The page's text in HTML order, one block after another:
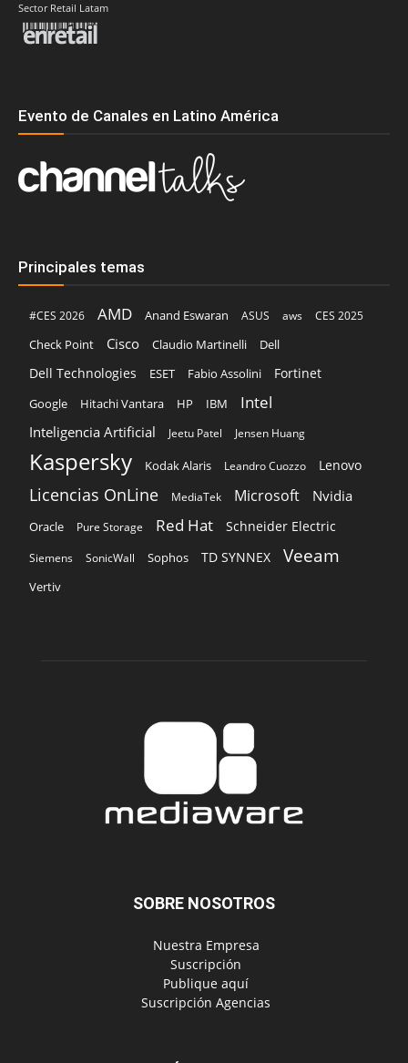
Sector Retail Latam
Evento de Canales en Latino América
Principales temas
#CES 2026 AMD Anand Eswaran ASUS aws
CES 2025
Check Point
Cisco Claudio Martinelli Dell
Dell Technologies ESET Fabio Assolini Fortinet
Google Hitachi Vantara HP IBM Intel
Inteligencia Artificial Jeetu Patel Jensen Huang
Kaspersky Kodak Alaris Leandro Cuozzo Lenovo
Licencias OnLine MediaTek Microsoft Nvidia
Oracle Pure Storage Red Hat Schneider Electric
Siemens SonicWall Sophos TD SYNNEX Veeam
Vertiv
SOBRE NOSOTROS
‎ Nuestra Empresa
‎ Suscripción
‎ Publique aquí
‎ Suscripción Agencias